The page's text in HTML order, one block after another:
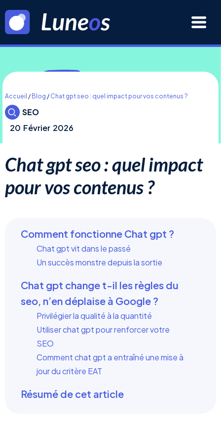
Accueil / Blog / Chat gpt seo : quel impact pour vos contenus ?
SEO
20 Février 2026
Chat gpt seo : quel impact
pour vos contenus ?
Comment fonctionne Chat gpt ?
Chat gpt vit dans le passé
Un succès monstre depuis la sortie
Chat gpt change t-il les règles du
seo, n’en déplaise à Google ?
Privilégier la qualité à la quantité
Utiliser chat gpt pour renforcer votre
SEO
Comment chat gpt a entraîné une mise à
jour du critère EAT
Résumé de cet article